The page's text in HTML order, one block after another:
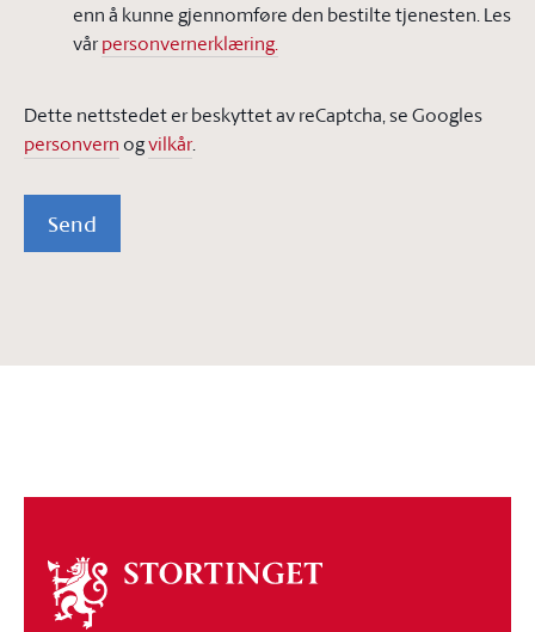
enn å kunne gjennomføre den bestilte tjenesten. Les
vårpersonvernerklæring.
Dette nettstedet er beskyttet av reCaptcha, se Googles
personvern ogvilkår.
Send
Om
stortinget